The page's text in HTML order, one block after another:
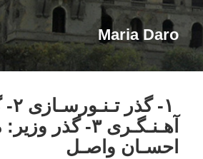
Maria Daro
۱-
آهـنـگـری ۳- گذر
احسـان واصـل